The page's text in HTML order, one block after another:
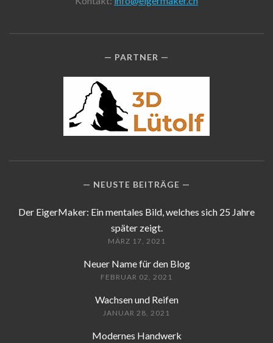
PARTNER
NEUSTE BEITRÄGE
Der EigerMaker: Ein mentales Bild, welches sich 25 Jahre
später zeigt.
MÄRZ 17, 2021
Neuer Name für den Blog
FEBRUAR 02, 2021
Wachsen und Reifen
JANUAR 28, 2021
Modernes Handwerk